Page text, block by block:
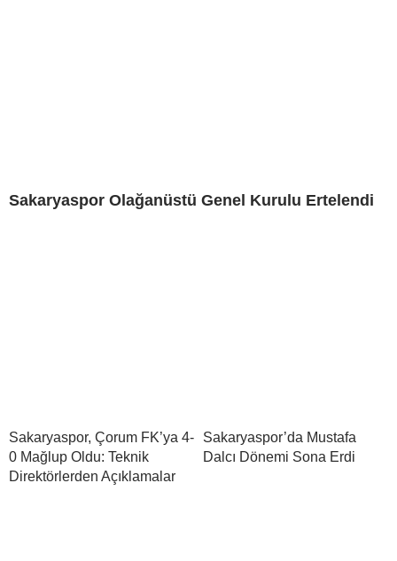
Sakaryaspor Olağanüstü Genel Kurulu Ertelendi
Sakaryaspor, Çorum FK’ya 4-
0 Mağlup Oldu: Teknik
Direktörlerden Açıklamalar
Sakaryaspor’da Mustafa
Dalcı Dönemi Sona Erdi